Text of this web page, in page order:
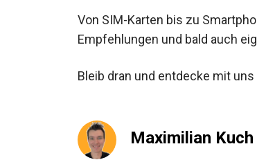
Von SIM-Karten bis zu
Empfehlungen und bald auch
Bleib dran und entdecke mit
Maximilian Kuch